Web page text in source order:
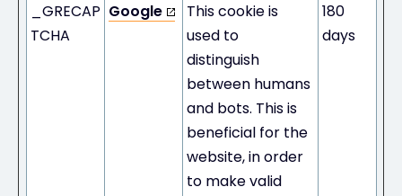
_GRECAP
TCHA
Google
This cookie is
used to
distinguish
between humans
and bots. This is
beneficial for the
website, in order
to make valid
180
days